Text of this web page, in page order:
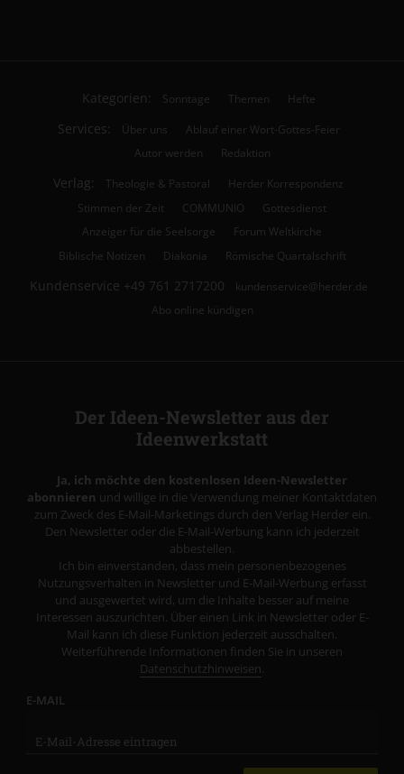
Kategorien: Sonntage Themen Hefte
Services: Über uns
Ablauf einer Wort-Gottes-Feier
Autor werden
Redaktion
Verlag: Theologie & Pastoral
Herder Korrespondenz
Stimmen der Zeit
COMMUNIO
Gottesdienst
Anzeiger für die Seelsorge
Forum Weltkirche
Biblische Notizen
Diakonia Römische Quartalschrift
Kundenservice +49 761 2717200
kundenservice@herder.de
Abo online kündigen
Der Ideen-Newsletter aus der
Ideenwerkstatt
Ja, ich möchte den kostenlosen Ideen-Newsletter
abonnieren und willige in die Verwendung meiner Kontaktdaten
zum Zweck des E-Mail-Marketings durch den Verlag Herder ein.
Den Newsletter oder die E-Mail-Werbung kann ich jederzeit
abbestellen.
Ich bin einverstanden, dass mein personenbezogenes
Nutzungsverhalten in Newsletter und E-Mail-Werbung erfasst
und ausgewertet wird, um die Inhalte besser auf meine
Interessen auszurichten. Über einen Link in Newsletter oder E-
Mail kann ich diese Funktion jederzeit ausschalten.
Weiterführende Informationen finden Sie in unseren
Datenschutzhinweisen.
E-MAIL